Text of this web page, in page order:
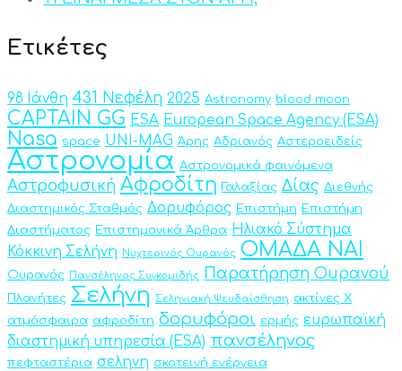
Ετικέτες
98 Ιάνθη 431 Νεφέλη 2025 Astronomy blood moon
CAPTAIN GG ESA European Space Agency (ESA)
Nasa space UNI-MAG Άρης Αδριανός Αστεροειδείς
Αστρονομία Αστρονομικά φαινόμενα
Αστροφυσική Αφροδίτη Γαλαξίας Δίας Διεθνής
Διαστημικός Σταθμός Δορυφόρος Επιστήμη Επιστήμη
Διαστήματος Επιστημονικά Άρθρα Ηλιακό Σύστημα
Κόκκινη Σελήνη
Νυχτερινός Ουρανός ΟΜΑΔΑ ΝΑΙ
Ουρανός Πανσέληνος Συγκομιδής Παρατήρηση Ουρανού
Πλανήτες Σελήνη Σεληνιακή Ψευδαίσθηση
ακτίνες Χ
ατμόσφαιρα αφροδίτη δορυφόροι ερμής ευρωπαϊκή
διαστημική υπηρεσία (ESA) πανσέληνος
πεφταστέρια σεληνη σκοτεινή ενέργεια